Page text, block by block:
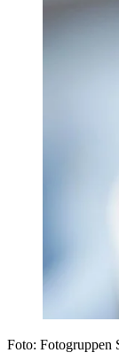
Foto: Fotogruppen